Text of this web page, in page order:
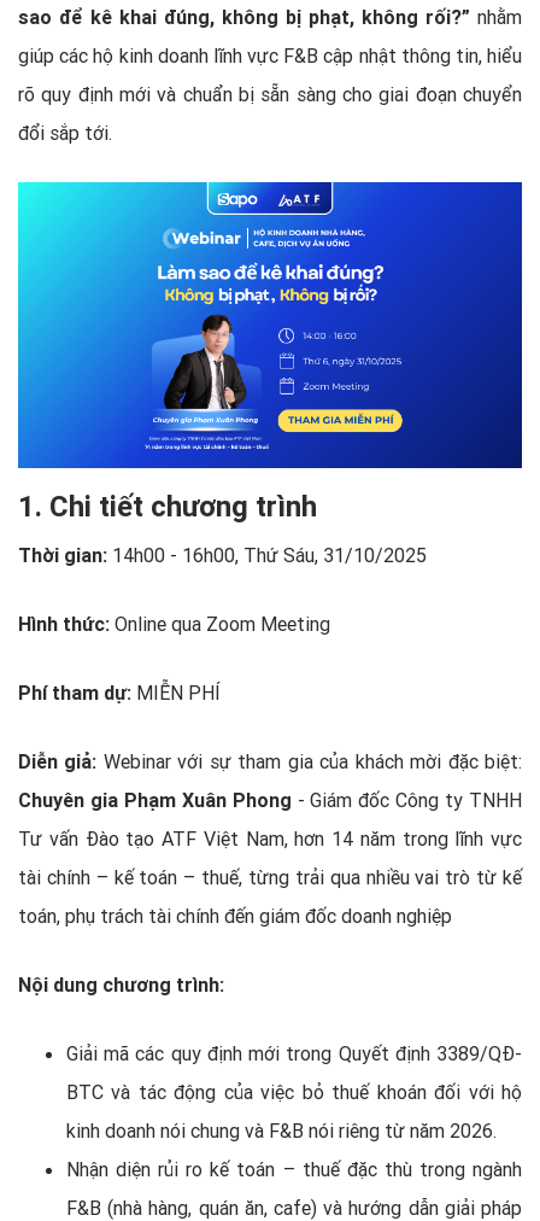
sao để kê khai đúng, không bị phạt, không rối?” nhằm
giúp các hộ kinh doanh lĩnh vực F&B cập nhật thông tin, hiểu
rõ quy định mới và chuẩn bị sẵn sàng cho giai đoạn chuyển
đổi sắp tới.
1. Chi tiết chương trình
Thời gian: 14h00 - 16h00, Thứ Sáu, 31/10/2025
Hình thức: Online qua Zoom Meeting
Phí tham dự: MIỄN PHÍ
Diễn giả: Webinar với sự tham gia của khách mời đặc biệt:
Chuyên gia Phạm Xuân Phong - Giám đốc Công ty TNHH
Tư vấn Đào tạo ATF Việt Nam, hơn 14 năm trong lĩnh vực
tài chính – kế toán – thuế, từng trải qua nhiều vai trò từ kế
toán, phụ trách tài chính đến giám đốc doanh nghiệp
Nội dung chương trình:
Giải mã các quy định mới trong Quyết định 3389/QĐ-
BTC và tác động của việc bỏ thuế khoán đối với hộ
kinh doanh nói chung và F&B nói riêng từ năm 2026.
Nhận diện rủi ro kế toán – thuế đặc thù trong ngành
F&B (nhà hàng, quán ăn, cafe) và hướng dẫn giải pháp